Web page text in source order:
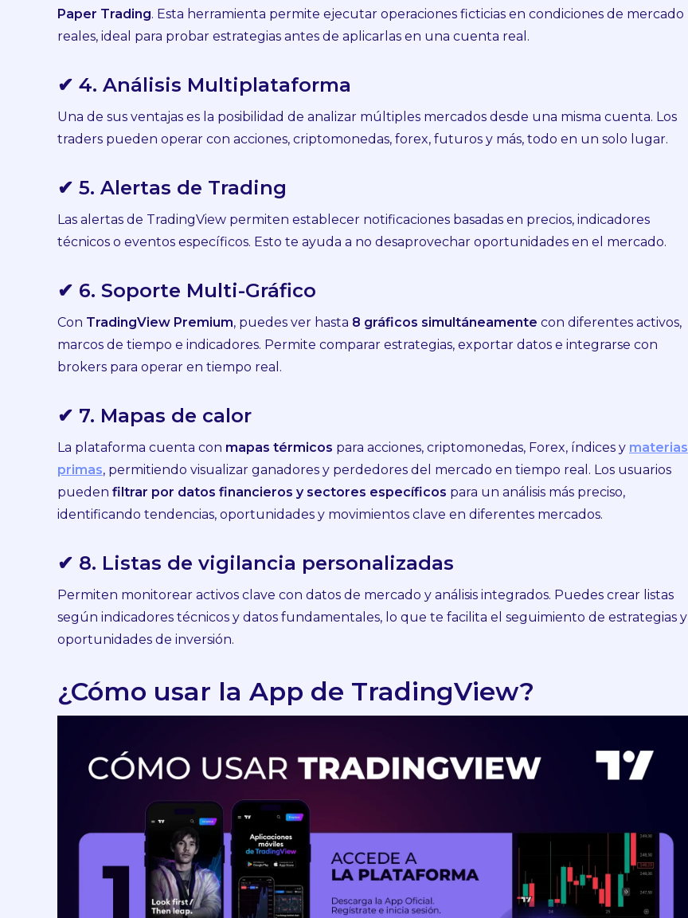
Paper Trading. Esta herramienta permite ejecutar operaciones ficticias en condiciones de mercado
reales, ideal para probar estrategias antes de aplicarlas en una cuenta real.
✔ 4. Análisis Multiplataforma
Una de sus ventajas es la posibilidad de analizar múltiples mercados desde una misma cuenta. Los
traders pueden operar con acciones, criptomonedas, forex, futuros y más, todo en un solo lugar.
✔ 5. Alertas de Trading
Las alertas de TradingView permiten establecer notificaciones basadas en precios, indicadores
técnicos o eventos específicos. Esto te ayuda a no desaprovechar oportunidades en el mercado.
✔ 6. Soporte Multi-Gráfico
Con TradingView Premium, puedes ver hasta 8 gráficos simultáneamente con diferentes activos,
marcos de tiempo e indicadores. Permite comparar estrategias, exportar datos e integrarse con
brokers para operar en tiempo real.
✔ 7. Mapas de calor
La plataforma cuenta con mapas térmicos para acciones, criptomonedas, Forex, índices y materias
primas, permitiendo visualizar ganadores y perdedores del mercado en tiempo real. Los usuarios
pueden filtrar por datos financieros y sectores específicos para un análisis más preciso,
identificando tendencias, oportunidades y movimientos clave en diferentes mercados.
✔ 8. Listas de vigilancia personalizadas
Permiten monitorear activos clave con datos de mercado y análisis integrados. Puedes crear listas
según indicadores técnicos y datos fundamentales, lo que te facilita el seguimiento de estrategias y
oportunidades de inversión.
¿Cómo usar la App de TradingView?